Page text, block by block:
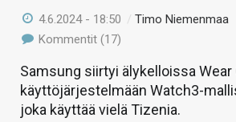
4.6.2024 - 18:50 /Timo Niemenmaa
Kommentit (17)
Samsung siirtyi älykelloissa Wear
käyttöjärjestelmään Watch3-
joka käyttää vielä Tizenia.